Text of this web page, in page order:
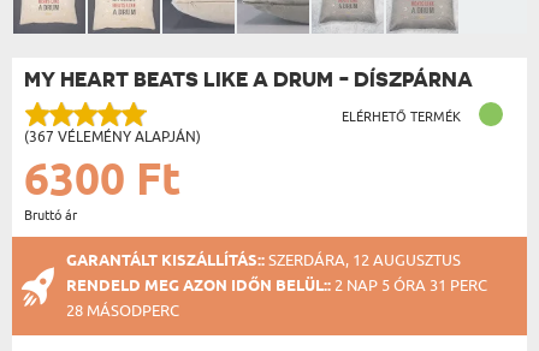
MY HEART BEATS LIKE A DRUM - DÍSZPÁRNA
(367 VÉLEMÉNY ALAPJÁN)
ELÉRHETŐ TERMÉK
6300 Ft
Bruttó ár
GARANTÁLT KISZÁLLÍTÁS::SZERDÁRA, 12 AUGUSZTUS
RENDELD MEG AZON IDŐN BELÜL:: 2 NAP 5 ÓRA 31 PERC
27 MÁSODPERC